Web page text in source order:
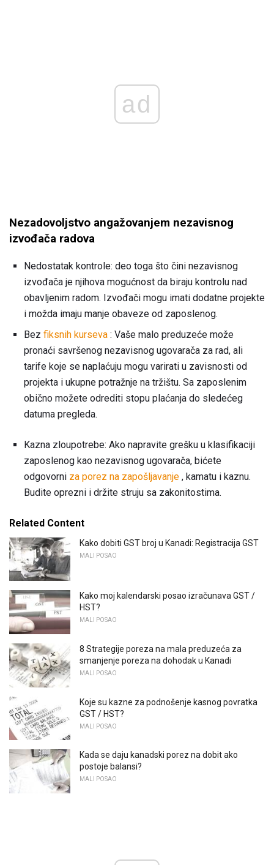
ad
Nezadovoljstvo angažovanjem nezavisnog
izvođača radova
Nedostatak kontrole: deo toga što čini nezavisnog
izvođača je njihova mogućnost da biraju kontrolu nad
obavljenim radom. Izvođači mogu imati dodatne projekte
i možda imaju manje obaveze od zaposlenog.
Bez fiksnih kurseva : Vaše malo preduzeće može
pronaći savršenog nezavisnog ugovarača za rad, ali
tarife koje se naplaćuju mogu varirati u zavisnosti od
projekta i ukupne potražnje na tržištu. Sa zaposlenim
obično možete odrediti stopu plaćanja do sledećeg
datuma pregleda.
Kazna zloupotrebe: Ako napravite grešku u klasifikaciji
zaposlenog kao nezavisnog ugovarača, bićete
odgovorni za porez na zapošljavanje , kamatu i kaznu.
Budite oprezni i držite struju sa zakonitostima.
Related Content
Kako dobiti GST broj u Kanadi: Registracija GST
MALI POSAO
Kako moj kalendarski posao izračunava GST /
HST?
MALI POSAO
8 Strategije poreza na mala preduzeća za
smanjenje poreza na dohodak u Kanadi
MALI POSAO
Koje su kazne za podnošenje kasnog povratka
GST / HST?
MALI POSAO
Kada se daju kanadski porez na dobit ako
postoje balansi?
MALI POSAO